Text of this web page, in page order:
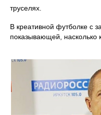
труселях.
В креативной футболке с
показывающей, насколько